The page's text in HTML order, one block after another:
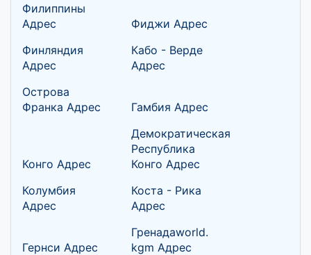
Филиппины
Адрес
Фиджи Адрес
Финляндия
Адрес
Кабо - Верде
Адрес
Острова
Франка Адрес
Гамбия Адрес
Конго Адрес
Демократическая
Республика
Конго Адрес
Колумбия
Адрес
Коста - Рика
Адрес
Гернси Адрес
Гренадаworld.
kgm Адрес